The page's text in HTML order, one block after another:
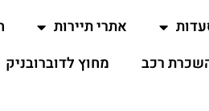
אתרי תיירות
רכב
מחוץ לדוברובניק